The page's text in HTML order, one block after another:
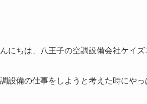
にちは、八王子の空調設備会社ケイズ
設備の仕事をしようと考えた時にやっ